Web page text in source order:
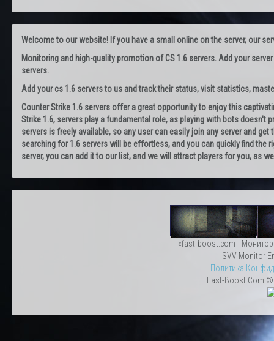
Welcome to our website! If you have a small online on the server, our
Monitoring and high-quality promotion of CS 1.6 servers. Add your
servers.
Add your cs 1.6 servers to us and track their status, visit statistics,
Counter Strike 1.6 servers offer a great opportunity to enjoy this
Strike 1.6, servers play a fundamental role, as playing with bots
servers is freely available, so any user can easily join any server and
searching for 1.6 servers will be effortless, and you can quickly find
server, you can add it to our list, and we will attract players for you, as
«fast-boost.com -
SVV Monitor
Политика
Fast-Boost.Com